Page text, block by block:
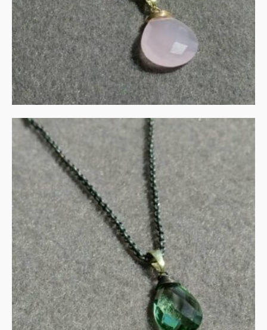
IN WINKELMAND
Groene amethist in goud
en zilver
€115.00
IN WINKELMAND